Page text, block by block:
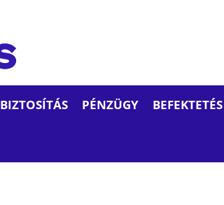
BIZTOSÍTÁS PÉNZÜGY BEFEKTETÉS